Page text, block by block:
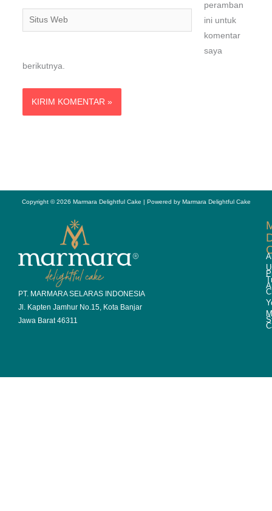
Situs
Web
peramban
ini untuk
komentar
saya
berikutnya.
Copyright © 2026 Marmara Delightful Cake | Powered by Marmara Delightful Cake
PT. MARMARA SELARAS INDONESIA
Jl. Kapten Jamhur No.15, Kota Banjar
Jawa Barat 46311